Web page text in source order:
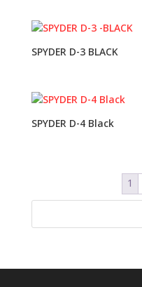
SPYDER D-3 BLACK
SPYDER D-4 Black
1